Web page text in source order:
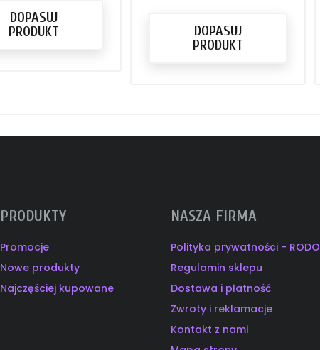
DOPASUJ
PRODUKT
DOPASUJ
PRODUKT
PRODUKTY
Promocje
Nowe produkty
Najczęściej kupowane
NASZA FIRMA
Polityka prywatności - RODO
Regulamin sklepu
Dostawa i płatność
Zwroty i reklamacje
Kontakt z nami